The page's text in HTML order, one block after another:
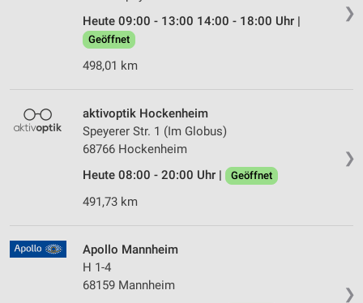
❯
Heute 09:00 - 13:00 14:00 - 18:00 Uhr |
Geöffnet
498,01 km
❯
aktivoptik Hockenheim
Speyerer Str. 1 (Im Globus)
68766 Hockenheim
Heute 08:00 - 20:00 Uhr |
Geöffnet
491,73 km
❯
Apollo Mannheim
H 1-4
68159 Mannheim